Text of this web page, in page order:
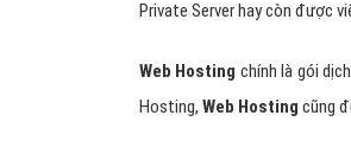
Private Server hay còn được
Web Hosting chính là gói
Hosting, Web Hosting cũng